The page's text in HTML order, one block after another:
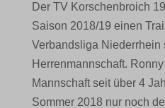
Der TV Korschenbroich
Saison 2018/19 einen
Verbandsliga Niederrhein
Herrenmannschaft.
Mannschaft seit über 4
Sommer 2018 nur noch